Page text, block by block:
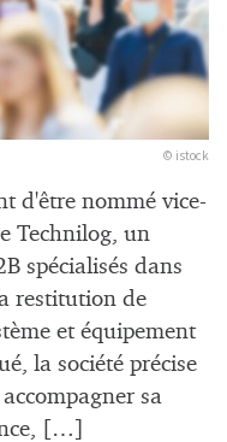
© istock
d'être nommé vice-
Technilog, un
spécialisés dans
restitution de
et équipement
la société précise
sa
[…]